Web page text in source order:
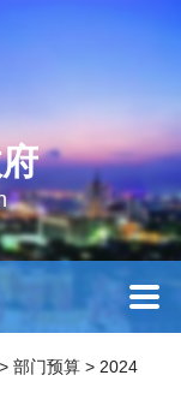
> 部门预算 > 2024